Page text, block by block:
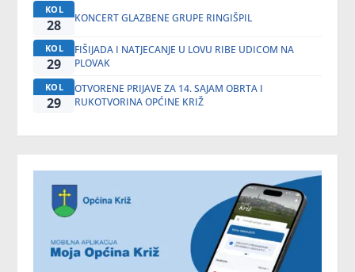
KOL
28 KONCERT GLAZBENE GRUPE RINGIŠPIL
KOL
29
FIŠIJADA I NATJECANJE U LOVU RIBE UDICOM NA
PLOVAK
KOL
29
OTVORENE PRIJAVE ZA 14. SAJAM OBRTA I
RUKOTVORINA OPĆINE KRIŽ